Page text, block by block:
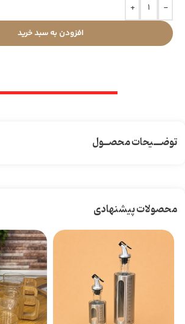
-
+
افزودن به سبد خرید
توضـــیحات محصــول
محصولات پیشنهادی